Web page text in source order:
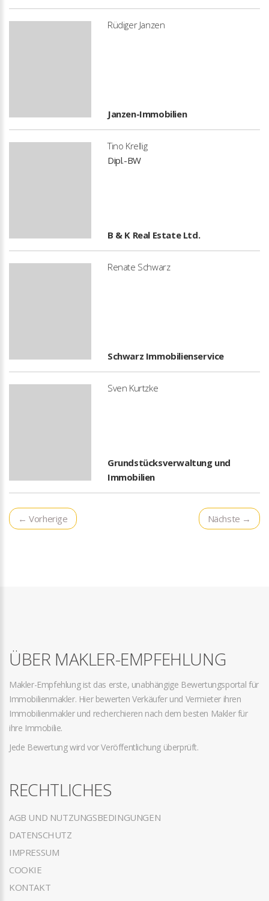
Rüdiger Janzen
Janzen-Immobilien
Tino Krellig
Dipl.-BW
B & K Real Estate Ltd.
Renate Schwarz
Schwarz Immobilienservice
Sven Kurtzke
Grundstücksverwaltung und
Immobilien
← Vorherige Nächste →
ÜBER MAKLER-EMPFEHLUNG
Makler-Empfehlung ist das erste, unabhängige Bewertungsportal für
Immobilienmakler. Hier bewerten Verkäufer und Vermieter ihren
Immobilienmakler und recherchieren nach dem besten Makler für
ihre Immobilie.
Jede Bewertung wird vor Veröffentlichung überprüft.
RECHTLICHES
AGB UND NUTZUNGSBEDINGUNGEN
DATENSCHUTZ
IMPRESSUM
COOKIE
KONTAKT